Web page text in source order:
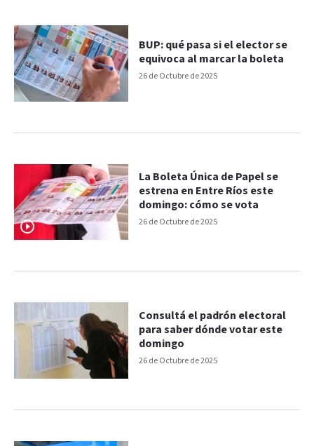
26 de Octubre de 2025
BUP: qué pasa si el elector se
equivoca al marcar la boleta
26 de Octubre de 2025
La Boleta Única de Papel se
estrena en Entre Ríos este
domingo: cómo se vota
26 de Octubre de 2025
Consultá el padrón electoral
para saber dónde votar este
domingo